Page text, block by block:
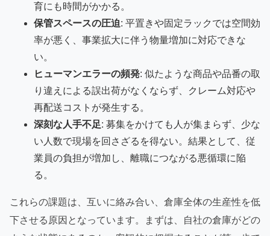
育にも時間がかかる。
保管スペースの圧迫: 平置きや固定ラックでは空間効
率が悪く、事業拡大に伴う物量増加に対応できな
い。
ヒューマンエラーの頻発: 似たような商品や品番の取
り違えによる誤出荷がなくならず、クレーム対応や
再配送コストが発生する。
深刻な人手不足: 募集をかけても人が集まらず、少な
い人数で現場を回さざるを得ない。結果として、従
業員の負担が増加し、離職につながる悪循環に陥
る。
これらの課題は、互いに絡み合い、倉庫全体の生産性を低
下させる原因となっています。まずは、自社の倉庫がどの